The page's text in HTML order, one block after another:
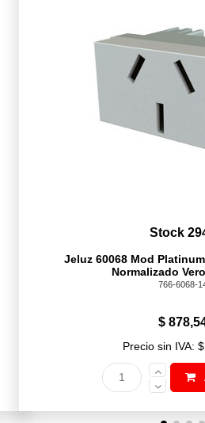
Stock
Jeluz 60068 Mod
Normalizado
766-6068-
$
Precio sin IVA: